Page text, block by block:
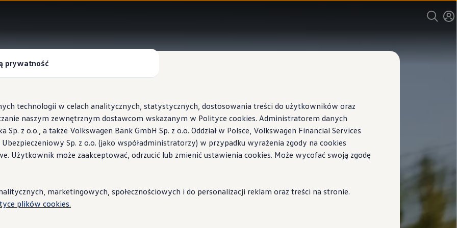
Wallbox ID.Charger
stacje i porady
prywatność
technologii w celach analitycznych, statystycznych, dostosowania treści do użytkowników oraz
naszym zewnętrznym dostawcom wskazanym w Polityce cookies. Administratorem danych
z o.o., a także Volkswagen Bank GmbH Sp. z o.o. Oddział w Polsce, Volkswagen Financial Services
Ubezpieczeniowy Sp. z o.o. (jako współadministratorzy) w przypadku wyrażenia zgody na cookies
Użytkownik może zaakceptować, odrzucić lub zmienić ustawienia cookies. Może wycofać swoją zgodę
marketingowych, społecznościowych i do personalizacji reklam oraz treści na stronie.
plików cookies.